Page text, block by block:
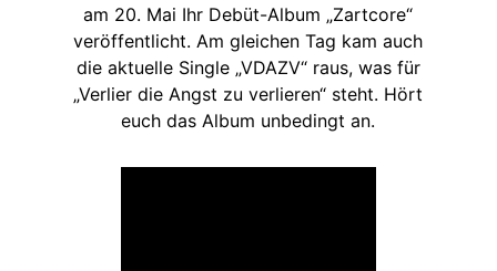
am 20. Mai Ihr Debüt-Album „Zartcore“
veröffentlicht. Am gleichen Tag kam auch
die aktuelle Single „VDAZV“ raus, was für
„Verlier die Angst zu verlieren“ steht. Hört
euch das Album unbedingt an.